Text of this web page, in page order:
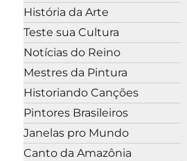
História da Arte
Teste sua Cultura
Notícias do Reino
Mestres da Pintura
Historiando Canções
Pintores Brasileiros
Janelas pro Mundo
Canto da Amazônia